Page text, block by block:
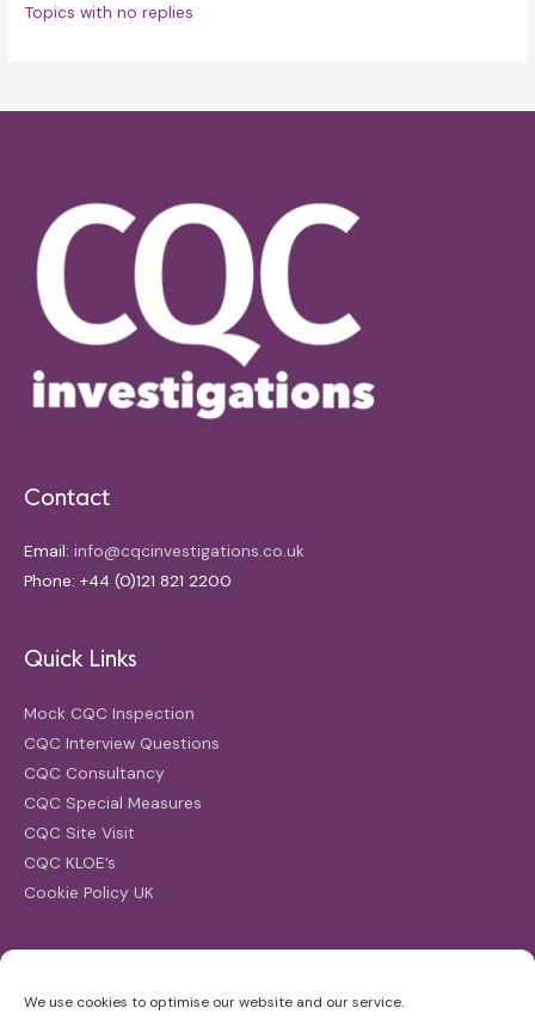
We use cookies to optimise our website and our service.
Topics with no replies
Contact
Email: info@cqcinvestigations.co.uk
Phone: +44 (0)121 821 2200
Quick Links
Mock CQC Inspection
CQC Interview Questions
CQC Consultancy
CQC Special Measures
CQC Site Visit
CQC KLOE’s
Cookie Policy UK